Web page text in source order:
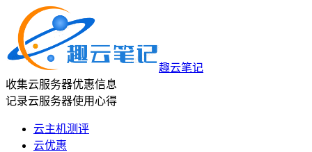
趣云笔记
收集云服务器优惠信息
记录云服务器使用心得
云主机测评
云优惠